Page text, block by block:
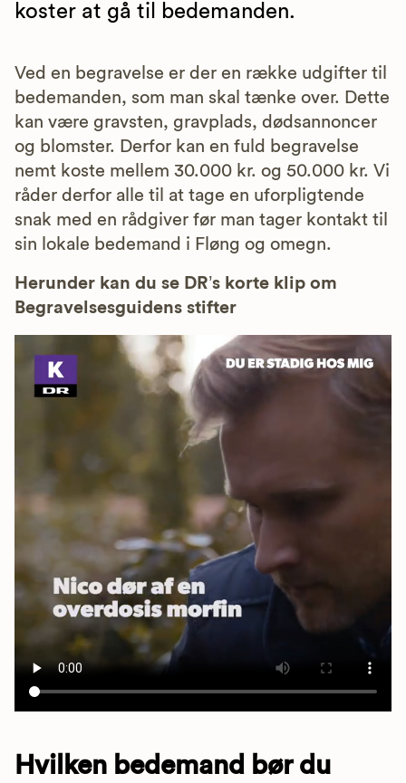
koster at gå til bedemanden.
Ved en begravelse er der en række udgifter til
bedemanden, som man skal tænke over. Dette
kan være gravsten, gravplads, dødsannoncer
og blomster. Derfor kan en fuld begravelse
nemt koste mellem 30.000 kr. og 50.000 kr. Vi
råder derfor alle til at tage en uforpligtende
snak med en rådgiver før man tager kontakt til
sin lokale bedemand i Fløng og omegn.
Herunder kan du se DR’s korte klip om
Begravelsesguidens stifter
Hvilken bedemand bør du